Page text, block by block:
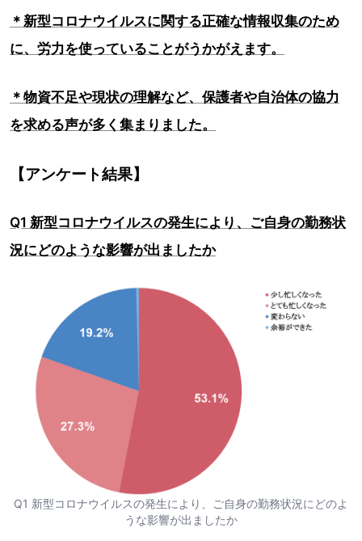
＊新型コロナウイルスに関する正確な情報収集のため
に、労力を使っていることがうかがえます。
＊物資不足や現状の理解など、保護者や自治体の協力
を求める声が多く集まりました。
【アンケート結果】
Q1 新型コロナウイルスの発生により、ご自身の勤務状
況にどのような影響が出ましたか
Q1 新型コロナウイルスの発生により、ご自身の勤務状況にどのよ
うな影響が出ましたか